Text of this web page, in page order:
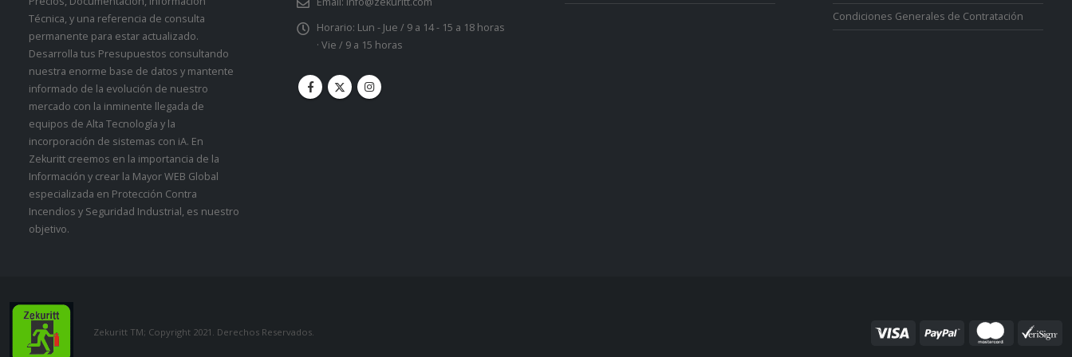
Técnica, y una referencia de consulta
permanente para estar actualizado.
Desarrolla tus Presupuestos consultando
nuestra enorme base de datos y mantente
informado de la evolución de nuestro
mercado con la inminente llegada de
equipos de Alta Tecnología y la
incorporación de sistemas con iA. En
Zekuritt creemos en la importancia de la
Información y crear la Mayor WEB Global
especializada en Protección Contra
Incendios y Seguridad Industrial, es nuestro
objetivo.
Horario: Lun - Jue / 9 a 14 - 15 a 18 horas
· Vie / 9 a 15 horas
Condiciones Generales de Contratación
Zekuritt TM; Copyright 2021. Derechos Reservados.